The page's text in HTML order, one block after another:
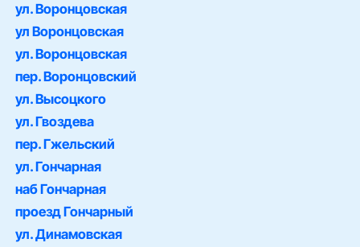
ул. Воронцовская
ул Воронцовская
ул. Воронцовская
пер. Воронцовский
ул. Высоцкого
ул. Гвоздева
пер. Гжельский
ул. Гончарная
наб Гончарная
проезд Гончарный
ул. Динамовская